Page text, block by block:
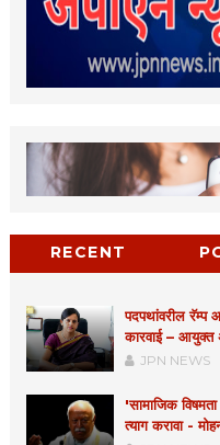
RECENT
पदपथांवरील रॅम्प
कारवाई – आयुक्त
JPN NEWS
'सामाजिक
त्याग करावा -